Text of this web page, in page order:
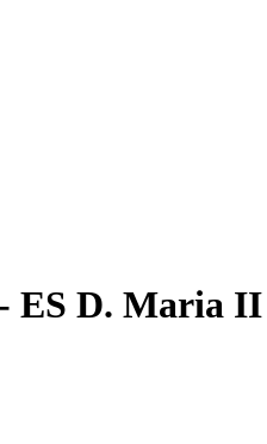
ES D. Maria II